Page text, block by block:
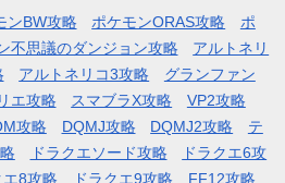
ンBW攻略 ポケモンORAS攻略
ポ
不思議のダンジョン攻略
アルトネリ
アルトネリコ3攻略
グランファン
エ攻略 スマブラX攻略
VP2攻略
攻略
DQMJ攻略 DQMJ2攻略
テ
ドラクエソード攻略
ドラクエ6攻
エ8攻略 ドラクエ9攻略 FF12攻略